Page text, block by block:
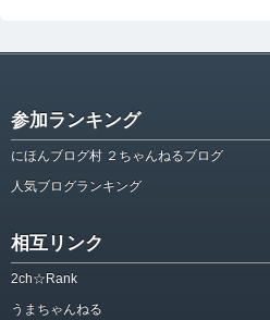
参加ランキング
にほんブログ村 ２ちゃんねるブログ
人気ブログランキング
相互リンク
2ch☆Rank
うまちゃんねる